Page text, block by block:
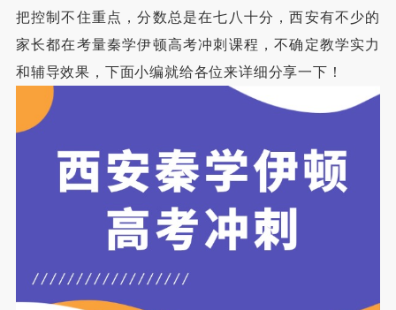
把控制不住重点，分数总是在七八十分，西安有不少的
家长都在考量秦学伊顿高考冲刺课程，不确定教学实力
和辅导效果，下面小编就给各位来详细分享一下！